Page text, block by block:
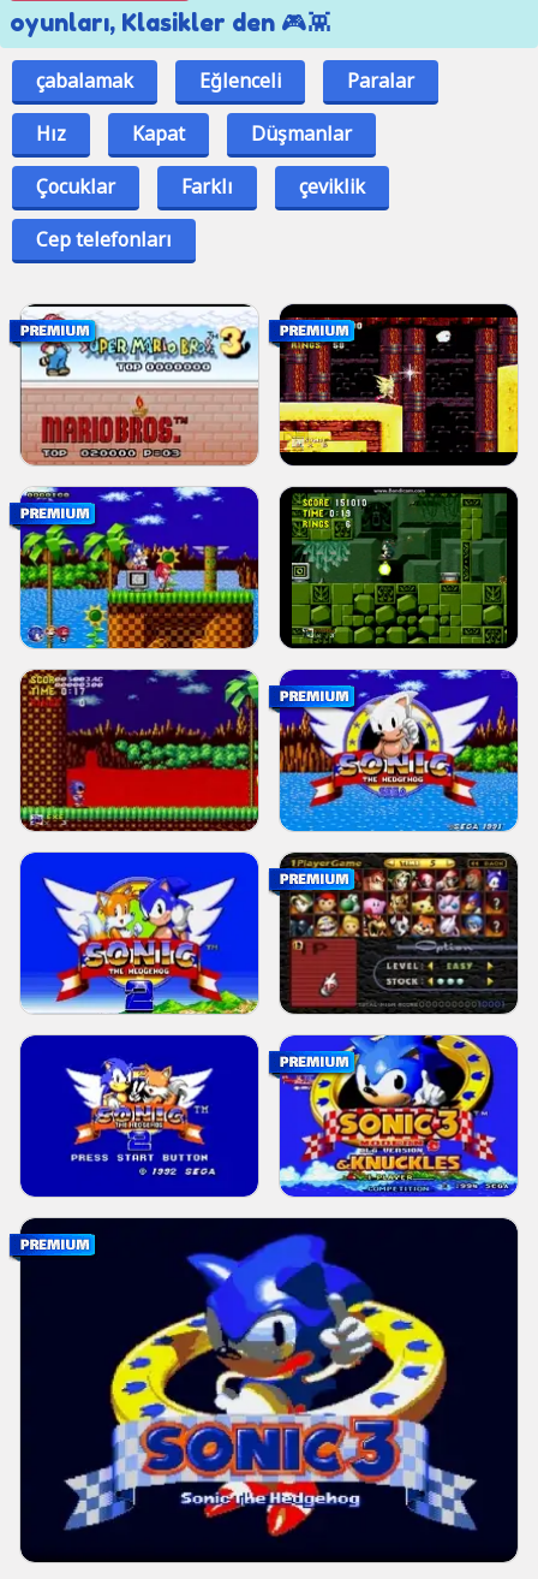
oyunları, Klasikler den 🎮👾
çabalamak Eğlenceli
Paralar
Hız
Kapat
Düşmanlar
Çocuklar
Farklı
çeviklik
Cep telefonları